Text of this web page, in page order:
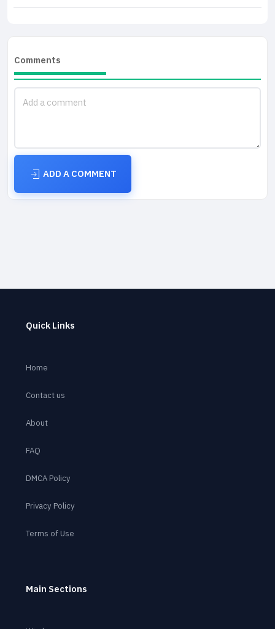
Comments
ADD A COMMENT
Quick Links
Home
Contact us
About
FAQ
DMCA Policy
Privacy Policy
Terms of Use
Main Sections